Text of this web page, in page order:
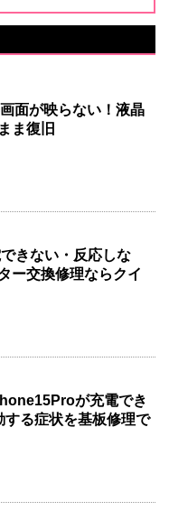
面が映らない！液晶
ま復旧
きない・反応しな
ー交換修理ならクイ
が充電でき
する症状を基板修理で